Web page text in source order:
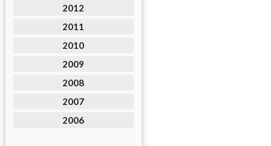
2012
2011
2010
2009
2008
2007
2006